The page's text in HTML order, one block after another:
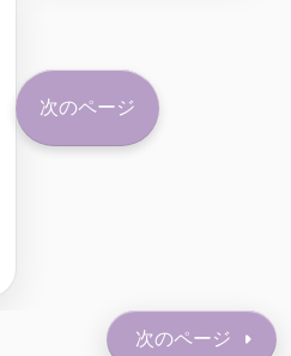
次のページ
次のページ